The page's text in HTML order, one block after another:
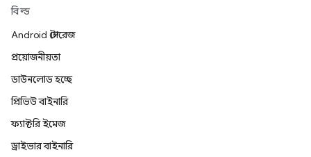
বিল্ড
Android স্টোরেজ
প্রয়োজনীয়তা
ডাউনলোড হচ্ছে
প্রিভিউ বাইনারি
ফ্যাক্টরি ইমেজ
ড্রাইভার বাইনারি